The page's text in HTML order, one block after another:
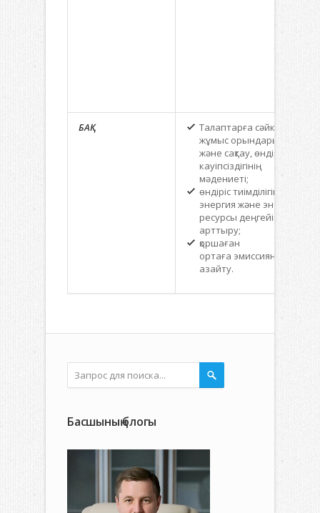
БАҚ
Талаптарға сәйкес,
жұмыс орындарын құру
және сақтау, өндіріс
кауіпсіздігінің
мәдениеті;
өндіріс тиімділігінің
энергия және энергия
ресурсы деңгейін
арттыру;
қоршаған
ортаға эмиссияны
азайту.
Басшының блогы